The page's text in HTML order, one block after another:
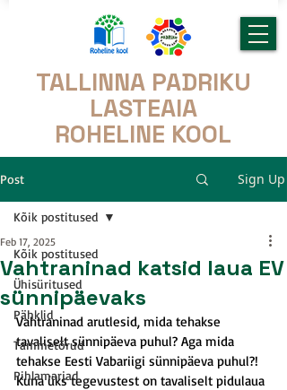
TALLINNA PADRIKU
LASTEAIA
ROHELINE KOOL
Post Sign Up
Kõik postitused
Ühisüritused
Pähklid
Tammetõrud
Pihlamarjad
Kõik postitused
Vahtraninad katsid laua EV
sünnipäevaks
Feb 17, 2025
Vahtraninad arutlesid, mida tehakse
tavaliselt sünnipäeva puhul? Aga mida
tehakse Eesti Vabariigi sünnipäeva puhul?!
Kuna üks tegevustest on tavaliselt pidulaua